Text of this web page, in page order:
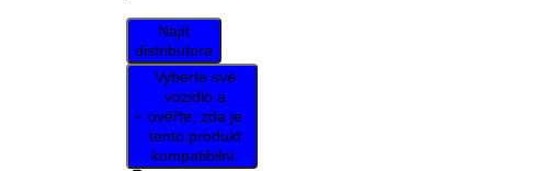
Najít
distributora
Vyberte své
vozidlo a
ověřte, zda je
tento produkt
kompatibilní.